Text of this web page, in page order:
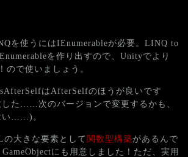
を使うにはIEnumerableが必要。LINQ to
を作り出すので、Unityでより
ので使いましょう。
はAfterSelfのほうが良いです
た……次のバージョンで変更するかも、
い……)。
大きな要素として 関数型構築があるんで
にも用意しました！ただ、実用